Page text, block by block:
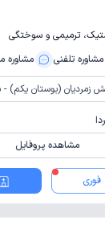
ترمیمی و سوختگی
مشاوره‌ تلفنی مشاوره‌
(بوستان یکم) - ساختمان 201 - طبقه
مشاهده پروفایل
فوری